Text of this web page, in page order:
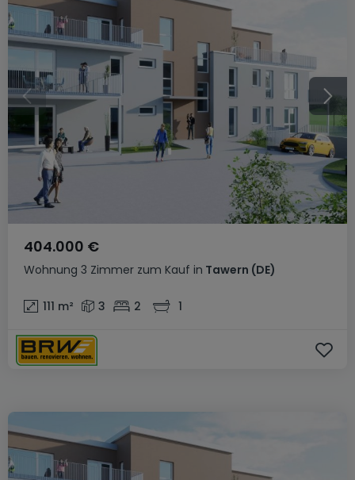
Wohnung 3 Zimmer zum Kauf in Tawern (DE)
404.000 €
111 m² 3 2 1